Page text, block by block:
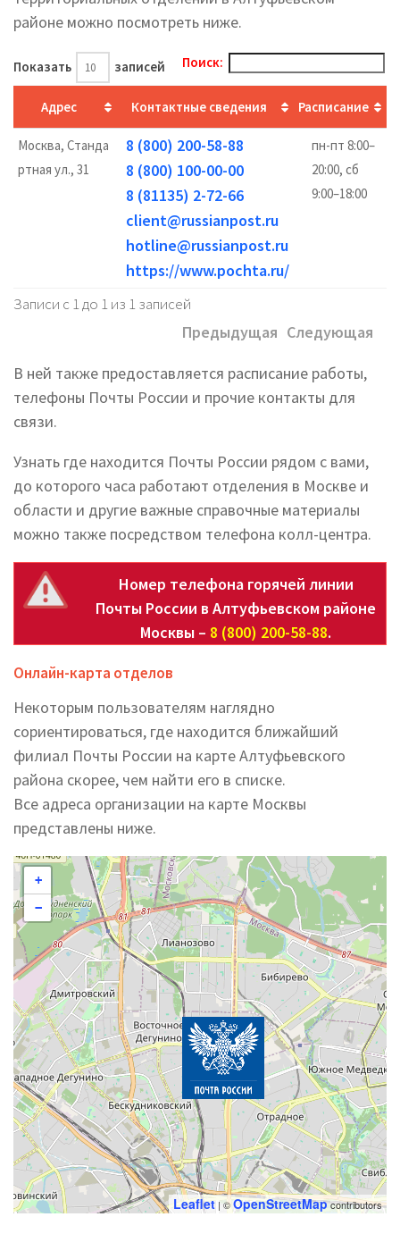
районе можно посмотреть ниже.
Показать записей Поиск:
Адрес Контактные сведения Расписание
Москва, Станда
ртная ул., 31
8 (800) 200-58-88
8 (800) 100-00-00
8 (81135) 2-72-66
client@russianpost.ru
hotline@russianpost.ru
https://www.pochta.ru/
пн-пт 8:00–
20:00, сб
9:00–18:00
Записи с 1 до 1 из 1 записей
Предыдущая Следующая
В ней также предоставляется расписание работы,
телефоны Почты России и прочие контакты для
связи.
Узнать где находится Почты России рядом с вами,
до которого часа работают отделения в Москве и
области и другие важные справочные материалы
можно также посредством телефона колл-центра.
Номер телефона горячей линии
Почты России в Алтуфьевском районе
Москвы – 8 (800) 200-58-88.
Онлайн-карта отделов
Некоторым пользователям наглядно
сориентироваться, где находится ближайший
филиал Почты России на карте Алтуфьевского
района скорее, чем найти его в списке.
Все адреса организации на карте Москвы
представлены ниже.
+
−
Leaflet | ©OpenStreetMapcontributors